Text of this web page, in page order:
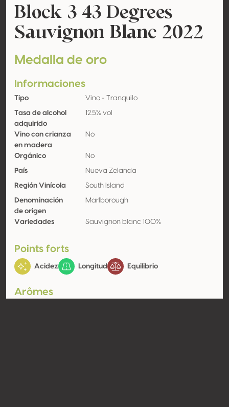
Block 3 43 Degrees
Sauvignon Blanc 2022
Medalla de oro
Informaciones
Tipo Vino - Tranquilo
Tasa de alcohol
adquirido
12.5% vol
Vino con crianza
en madera
No
Orgánico No
País Nueva Zelanda
Región Vinícola South Island
Denominación
de origen
Marlborough
Variedades Sauvignon blanc 100%
Points forts
Acidez Longitud Equilibrio
Arômes